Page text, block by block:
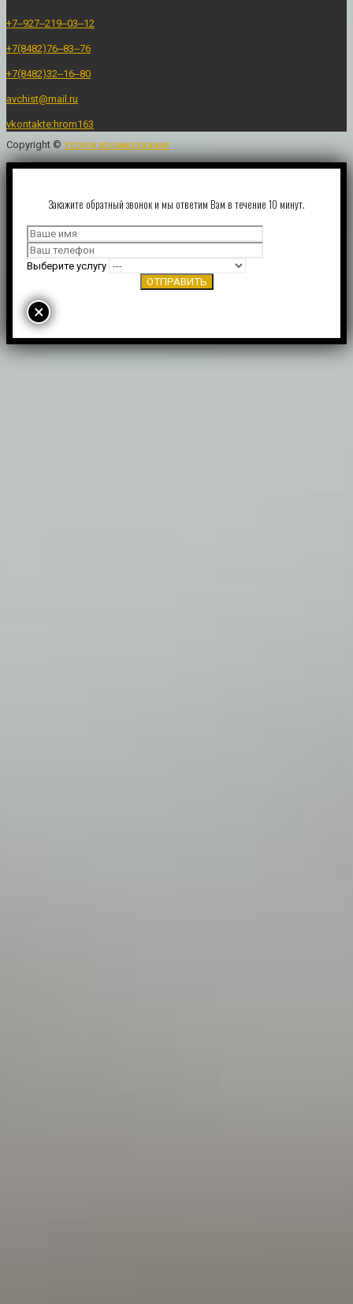
+7‒927‒219‒03‒12
+7(8482)76‒83‒76
+7(8482)32‒16‒80
avchist@mail.ru
vkontakte:hrom163
Copyright © Услуги хромирования
Закажите обратный звонок и мы ответим Вам в течение 10 минут.
Выберите услугу
×